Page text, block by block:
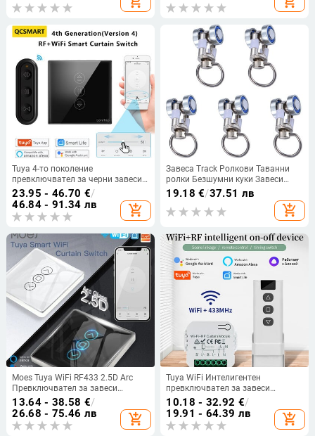
curtian motor DT52E/DT360E
мотори, за Dooya
Tuya 4-то поколение
превключвател за черни завеси
и дистанционно за управление
на ролетни щори чрез Google
Home Alexa Smart Life Voice Ope
23.95 - 46.70 €/
46.84 - 91.34 лв
add_shopping_cart
Завеса Track Ролкови Таванни
ролки Безшумни куки Завеси
Метални колела Колела Релсови
ролки Монтажни плъзгащи се
ролки Релси
19.18 €/37.51 лв
add_shopping_cart
Moes Tuya WiFi RF433 2.5D Arc
Превключвател за завеси
Стъклен сензорен панел за
ролетни щори Превключвател за
щори Smart APP Безжично
дистанционно Alexa
13.64 - 38.58 €/
26.68 - 75.46 лв
add_shopping_cart
Tuya WiFi Интелигентен
превключвател за завеси
Контролери Ролетни щори Мотор
за щори Smart Life APP
Дистанционно управление Alexa
Google Home Voice Con
10.18 - 32.92 €/
19.91 - 64.39 лв
add_shopping_cart